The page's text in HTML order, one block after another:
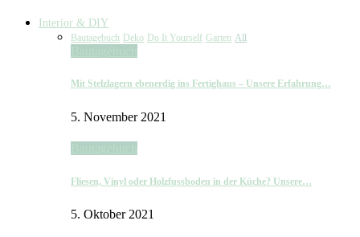
Interior & DIY
Bautagebuch Deko Do It Yourself Garten All
Mit Stelzlagern ebenerdig ins Fertighaus – Unsere Erfahrung…
5. November 2021
Fliesen, Vinyl oder Holzfussboden in der Küche? Unsere…
5. Oktober 2021